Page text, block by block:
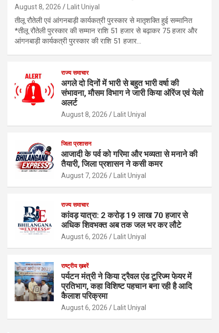
August 8, 2026 Lalit Uniyal
तीलू रौतेली एवं आंगनबाड़ी कार्यकत्री पुरस्कार से मातृशक्ति हुई सम्मानित
*तीलू रौतेली पुरस्कार की सम्मान राशि 51 हजार से बढ़ाकर 75 हजार और
आंगनबाड़ी कार्यकत्री पुरस्कार की राशि 51 हजार…
राज्य समाचार
अगले दो दिनों में भारी से बहुत भारी वर्षा की
संभावना, मौसम विभाग ने जारी किया ऑरेंज एवं येलो
अलर्ट
August 8, 2026 Lalit Uniyal
जिला प्रशासन
आजादी के पर्व को गरिमा और भव्यता से मनाने की
तैयारी, जिला प्रशासन ने कसी कमर
August 7, 2026 Lalit Uniyal
राज्य समाचार
कांवड़ यात्रा: 2 करोड़ 19 लाख 70 हजार से
अधिक शिवभक्त अब तक जल भर कर लौटे
August 6, 2026 Lalit Uniyal
राष्ट्रीय ख़बरें
पर्यटन मंत्री ने किया ट्रैवल एंड टूरिज्म फेयर में
प्रतिभाग, कहा विशिष्ट पहचान बना रही है आदि
कैलाश परिक्रमा
August 6, 2026 Lalit Uniyal